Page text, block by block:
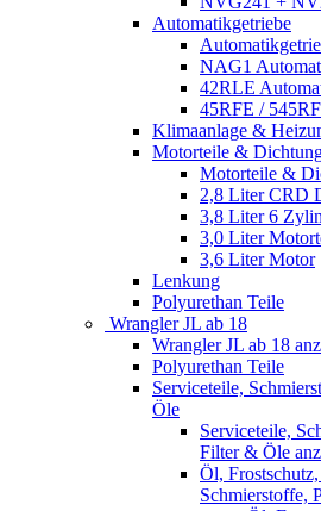
Automatikgetriebe
NAG1
42RLE
45RFE /
Klimaanlage &
Motorteile &
Motorteile &
2,8 Liter CRD
3,8 Liter 6
3,0 Liter
3,6 Liter Motor
Lenkung
Polyurethan Teile
Wrangler JL ab 18
Wrangler JL ab 18
Polyurethan Teile
Serviceteile,
Öle
Serviceteile,
Filter & Öle
Öl,
Schmierstoffe,